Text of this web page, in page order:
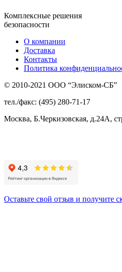
Комплексные решения
безопасности
О компании
Доставка
Контакты
Политика
© 2010-2021 ООО “Элиском-СБ”
тел./факс: (495) 280-71-17
Москва, Б.Черкизовская, д.24А,
Оставьте свой отзыв и получите